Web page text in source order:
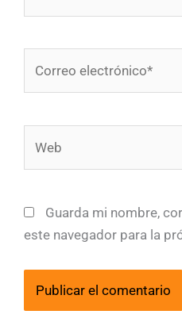
Guarda mi nombre,
este navegador para la